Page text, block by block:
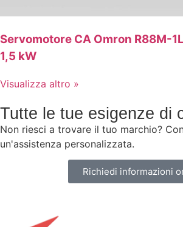
Servomotore CA Omron R88M-
1,5 kW
Visualizza altro »
Tutte le tue esigenze di
Non riesci a trovare il tuo marchio?
un'assistenza personalizzata.
Richiedi informazioni